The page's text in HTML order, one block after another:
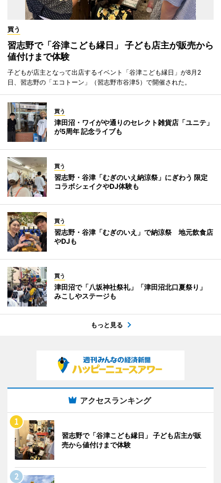
買う
習志野で「谷津こども縁日」 子ども店主が販売から
値付けまで体験
子どもが店主となって出店するイベント「谷津こども縁日」が8月2
日、習志野の「エコトーン」（習志野市谷津5）で開催された。
買う
津田沼・ワイがや通りのセレクト雑貨店「ユニテ」
が5周年 記念ライブも
買う
習志野・谷津「むぎのいえ納涼祭」にぎわう 限定
コラボシェイクやDJ体験も
買う
習志野・谷津「むぎのいえ」で納涼祭 地元飲食店
やDJも
買う
津田沼で「八坂神社祭礼」「津田沼北口夏祭り」
みこしやステージも
もっと見る
アクセスランキング
習志野で「谷津こども縁日」 子ども店主が販
売から値付けまで体験